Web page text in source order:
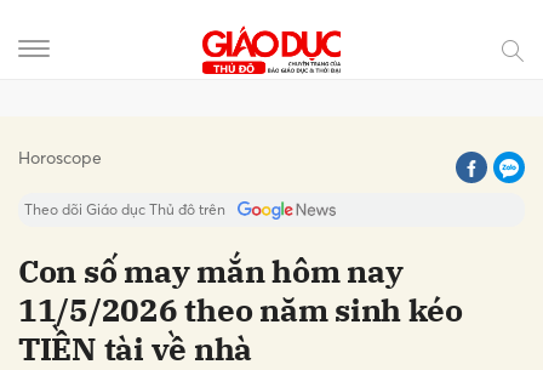
Horoscope
Theo dõi Giáo dục Thủ đô trên
Con số may mắn hôm nay
11/5/2026 theo năm sinh kéo
TIỀN tài về nhà